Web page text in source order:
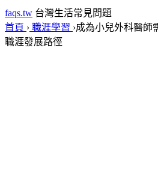
faqs.tw 台灣生活常見問題
首頁 › 職涯學習 ›成為小兒外科醫師
職涯發展路徑